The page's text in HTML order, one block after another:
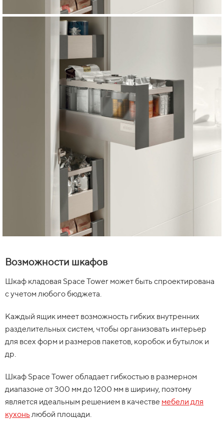
Возможности шкафов
Шкаф кладовая Space Tower может быть спроектирована
с учетом любого бюджета.
Каждый ящик имеет возможность гибких внутренних
разделительных систем, чтобы организовать интерьер
для всех форм и размеров пакетов, коробок и бутылок и
др.
Шкаф Space Tower обладает гибкостью в размерном
диапазоне от 300 мм до 1200 мм в ширину, поэтому
является идеальным решением в качестве мебели для
кухонь любой площади.